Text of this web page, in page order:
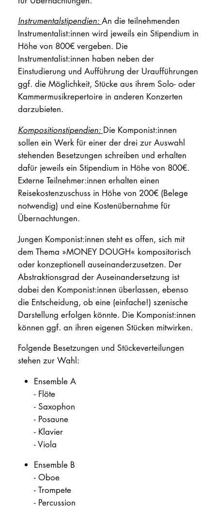
Instrumentalstipendien: An die teilnehmenden
Instrumentalist:innen wird jeweils ein Stipendium in
Höhe von 800€ vergeben. Die
Instrumentalist:innen haben neben der
Einstudierung und Aufführung der Uraufführungen
ggf. die Möglichkeit, Stücke aus ihrem Solo- oder
Kammermusikrepertoire in anderen Konzerten
darzubieten.
Kompositionstipendien: Die Komponist:innen
sollen ein Werk für einer der drei zur Auswahl
stehenden Besetzungen schreiben und erhalten
dafür jeweils ein Stipendium in Höhe von 800€.
Externe Teilnehmer:innen erhalten einen
Reisekostenzuschuss in Höhe von 200€ (Belege
notwendig) und eine Kostenübernahme für
Übernachtungen.
Jungen Komponist:innen steht es offen, sich mit
dem Thema »MONEY DOUGH« kompositorisch
oder konzeptionell auseinanderzusetzen. Der
Abstraktionsgrad der Auseinandersetzung ist
dabei den Komponist:innen überlassen, ebenso
die Entscheidung, ob eine (einfache!) szenische
Darstellung erfolgen könnte. Die Komponist:innen
können ggf. an ihren eigenen Stücken mitwirken.
Folgende Besetzungen und Stückeverteilungen
stehen zur Wahl:
Ensemble A
- Flöte
- Saxophon
- Posaune
- Klavier
-Viola
Ensemble B
- Oboe
- Trompete
- Percussion